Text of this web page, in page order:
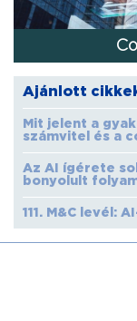
Ajánlott
Mit jelent a
számvitel és a
Az AI ígérete
bonyolult
111. M&C levél: